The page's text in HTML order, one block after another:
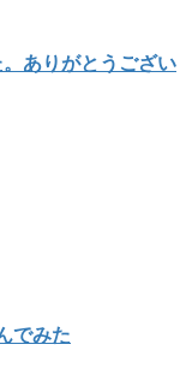
ありがとうござい
でみた